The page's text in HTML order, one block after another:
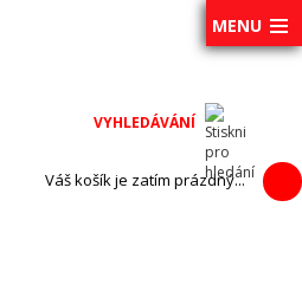
MENU
Váš košík je zatím prázdný...